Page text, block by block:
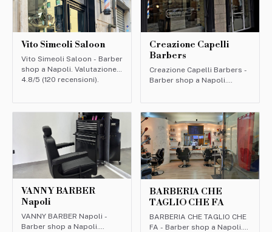
Uomo
Fashion
Tendenze
Barbieri
Vito Simeoli Saloon
Vito Simeoli Saloon - Barber
shop a Napoli. Valutazione:
4.8/5 (120 recensioni).
Creazione Capelli
Barbers
Creazione Capelli Barbers -
Barber shop a Napoli.
VANNY BARBER
Napoli
VANNY BARBER Napoli -
Barber shop a Napoli.
BARBERIA CHE
TAGLIO CHE FA
BARBERIA CHE TAGLIO CHE
FA - Barber shop a Napoli.